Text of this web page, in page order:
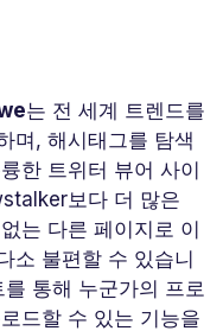
는 전 세계 트렌드를
며, 해시태그를 탐색
한 트위터 뷰어 사이
보다 더 많은
는 다른 페이지로 이
소 불편할 수 있습니
통해 누군가의 프로
드할 수 있는 기능을